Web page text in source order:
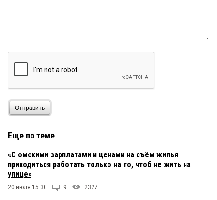
Отправить
Еще по теме
«С омскими зарплатами и ценами на съём жилья
приходиться работать только на то, чтоб не жить на
улице»
20 июля 15:30 9 2327